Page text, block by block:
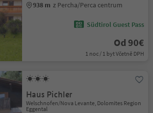
938 m z Percha/Perca centrum
Südtirol Guest Pass
Od 90€
1 noc / 1 byt Včetně DPH
Haus Pichler
Welschnofen/Nova Levante, Dolomites Region
Eggental